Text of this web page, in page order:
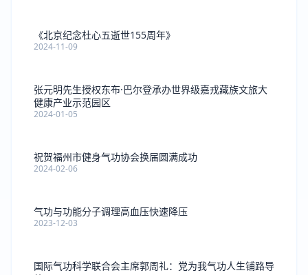
《北京纪念杜心五逝世155周年》
2024-11-09
张元明先生授权东布·巴尔登承办世界级嘉戎藏族文旅大
健康产业示范园区
2024-01-05
祝贺福州市健身气功协会换届圆满成功
2024-02-06
气功与功能分子调理高血压快速降压
2023-12-03
国际气功科学联合会主席郭周礼：党为我气功人生铺路导